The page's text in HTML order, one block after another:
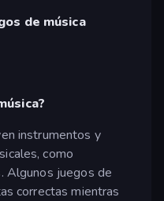
de música
instrumentos y
como
Algunos juegos de
correctas mientras